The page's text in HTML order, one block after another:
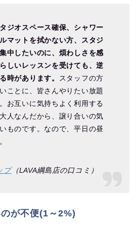
ジオスペース確保、シャワー
マットを拭かない方、スタジ
中したいのに、煩わしさを感
しいレッスンを受けても、逆
時があります。
スタッフの方
ことに、皆さんやりたい放題
お互いに気持ちよく利用する
人なんだから、譲り合いの気
ものです。なので、平日の昼
プ（LAVA綱島店の口コミ）
が不便(1～2%)